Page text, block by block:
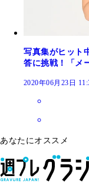
写真集がヒット
答に挑戦！「メ
2020年06月23日
あなたにオススメ